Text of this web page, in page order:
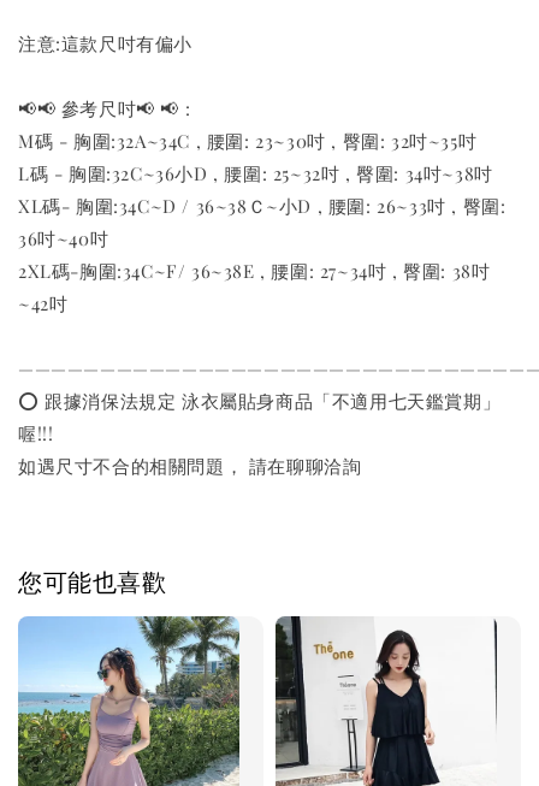
注意:這款尺吋有偏小
📢📢 參考尺吋📢 📢 :
M碼 - 胸圍:32A~34C , 腰圍: 23~30吋 , 臀圍: 32吋~35吋
L碼 - 胸圍:32C~36小D , 腰圍: 25~32吋 , 臀圍: 34吋~38吋
XL碼- 胸圍:34C~D / 36~38Ｃ~小D , 腰圍: 26~33吋 , 臀圍:
36吋~40吋
2XL碼-胸圍:34C~F/ 36~38E , 腰圍: 27~34吋 , 臀圍: 38吋
~42吋
⭕️ 跟據消保法規定 泳衣屬貼身商品「不適用七天鑑賞期」
喔!!!
如遇尺寸不合的相關問題， 請在聊聊洽詢
您可能也喜歡